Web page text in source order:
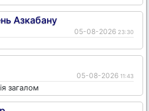
Азкабану
05-08-2026 23:30
05-08-2026 11:43
загалом